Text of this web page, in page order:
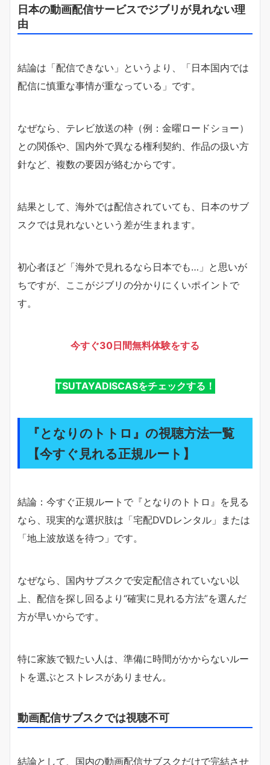
日本の動画配信サービスでジブリが見れない理
由
結論は「配信できない」というより、「日本国内では
配信に慎重な事情が重なっている」です。
なぜなら、テレビ放送の枠（例：金曜ロードショー）
との関係や、国内外で異なる権利契約、作品の扱い方
針など、複数の要因が絡むからです。
結果として、海外では配信されていても、日本のサブ
スクでは見れないという差が生まれます。
初心者ほど「海外で見れるなら日本でも…」と思いが
ちですが、ここがジブリの分かりにくいポイントで
す。
今すぐ30日間無料体験をする
TSUTAYADISCASをチェックする！
『となりのトトロ』の視聴方法一覧
【今すぐ見れる正規ルート】
結論：今すぐ正規ルートで『となりのトトロ』を見る
なら、現実的な選択肢は「宅配DVDレンタル」または
「地上波放送を待つ」です。
なぜなら、国内サブスクで安定配信されていない以
上、配信を探し回るより“確実に見れる方法”を選んだ
方が早いからです。
特に家族で観たい人は、準備に時間がかからないルー
トを選ぶとストレスがありません。
動画配信サブスクでは視聴不可
結論として、国内の動画配信サブスクだけで完結させ